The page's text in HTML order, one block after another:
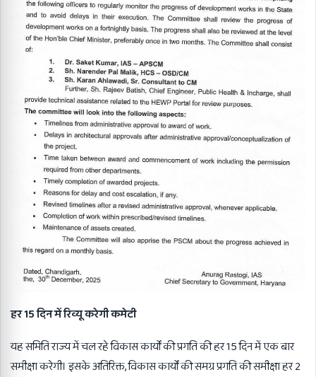
हर 15 दिन में रिव्यू करेगीकमेटी
यह समिति राज्य में चल रहे विकास कार्यों की प्रगति की हर 15 दिन में एक बार
समीक्षा करेगी। इसके अतिरिक्त, विकास कार्यों की समग्र प्रगति की समीक्षा हर 2